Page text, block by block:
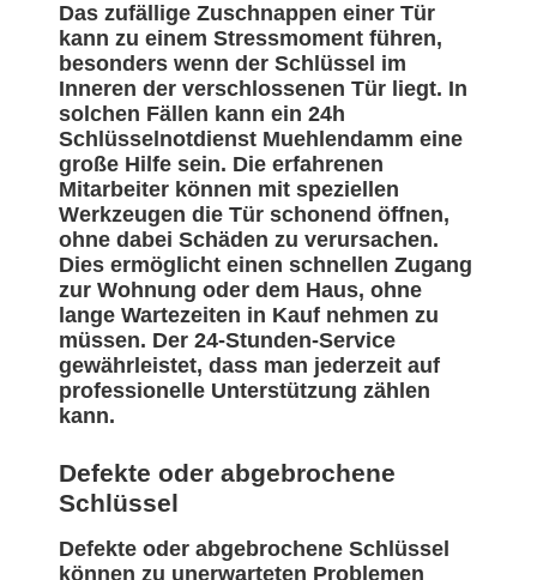
Das zufällige Zuschnappen einer Tür
kann zu einem Stressmoment führen,
besonders wenn der Schlüssel im
Inneren der verschlossenen Tür liegt. In
solchen Fällen kann ein 24h
Schlüsselnotdienst Muehlendamm eine
große Hilfe sein. Die erfahrenen
Mitarbeiter können mit speziellen
Werkzeugen die Tür schonend öffnen,
ohne dabei Schäden zu verursachen.
Dies ermöglicht einen schnellen Zugang
zur Wohnung oder dem Haus, ohne
lange Wartezeiten in Kauf nehmen zu
müssen. Der 24-Stunden-Service
gewährleistet, dass man jederzeit auf
professionelle Unterstützung zählen
kann.
Defekte oder abgebrochene
Schlüssel
Defekte oder abgebrochene Schlüssel
können zu unerwarteten Problemen